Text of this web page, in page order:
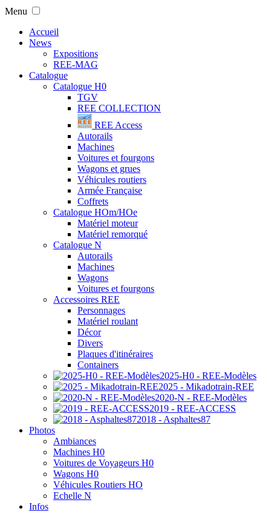
Menu
Accueil
News
Expositions
REE-MAG
Catalogue
Catalogue H0
TGV
REE COLLECTION
REE Access
Autorails
Machines
Voitures et fourgons
Wagons et grues
Véhicules routiers
Armée Française
Coffrets
Catalogue HOm/HOe
Matériel moteur
Matériel remorqué
Catalogue N
Autorails
Machines
Wagons
Voitures et fourgons
Accessoires REE
Personnages
Matériel roulant
Décor
Divers
Plaques d'itinéraires
Containers
2025-H0 - REE-Modèles
2025 - Mikadotrain-REE
2020-N - REE-Modèles
2019 - REE-ACCESS
2018 - Asphaltes87
Photos
Ambiances
Machines H0
Voitures de Voyageurs H0
Wagons H0
Véhicules Routiers HO
Echelle N
Infos